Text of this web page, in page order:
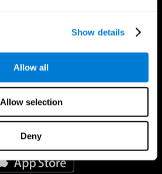
Show details
Allow all
Allow selection
Denyتطبيق CogniFit